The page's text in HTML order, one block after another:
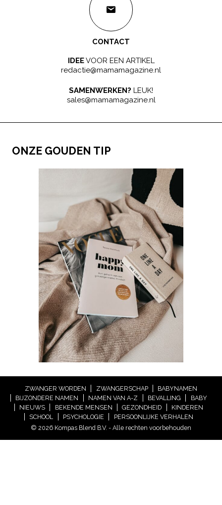
CONTACT
IDEEVOOR EEN ARTIKEL
redactie@mamamagazine.nl
SAMENWERKEN? LEUK!
sales@mamamagazine.nl
ONZE GOUDEN TIP
ZWANGER WORDEN ZWANGERSCHAP
BABYNAMEN
BIJZONDERE NAMEN
NAMEN VAN A-Z BEVALLING
BABY
NIEUWS
BEKENDE MENSEN GEZONDHEID
KINDEREN
SCHOOL
PSYCHOLOGIE
PERSOONLIJKE VERHALEN
© 2026 Kompas Blend B.V. - Alle rechten voorbehouden